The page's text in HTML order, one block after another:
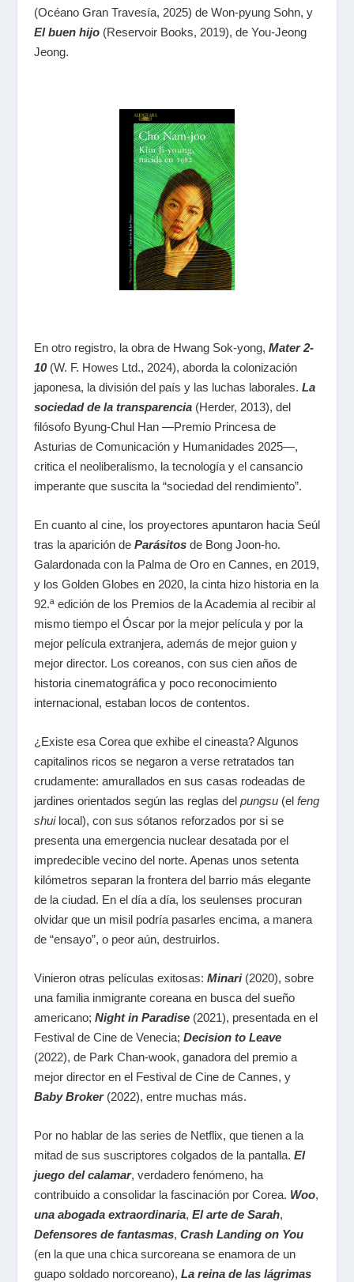
(Océano Gran Travesía, 2025) de Won-pyung Sohn, y
El buen hijo(Reservoir Books, 2019), de You-Jeong
Jeong.
En otro registro, la obra de Hwang Sok-yong, Mater 2-
10 (W. F. Howes Ltd., 2024), aborda la colonización
japonesa, la división del país y las luchas laborales. La
sociedad de la transparencia (Herder, 2013), del
filósofo Byung-Chul Han —Premio Princesa de
Asturias de Comunicación y Humanidades 2025—,
critica el neoliberalismo, la tecnología y el cansancio
imperante que suscita la “sociedad del rendimiento”.
En cuanto al cine, los proyectores apuntaron hacia Seúl
tras la aparición de Parásitos de Bong Joon-ho.
Galardonada con la Palma de Oro en Cannes, en 2019,
y los Golden Globes en 2020, la cinta hizo historia en la
92.ª edición de los Premios de la Academia al recibir al
mismo tiempo el Óscar por la mejor película y por la
mejor película extranjera, además de mejor guion y
mejor director. Los coreanos, con sus cien años de
historia cinematográfica y poco reconocimiento
internacional, estaban locos de contentos.
¿Existe esa Corea que exhibe el cineasta? Algunos
capitalinos ricos se negaron a verse retratados tan
crudamente: amurallados en sus casas rodeadas de
jardines orientados según las reglas del pungsu(el feng
shuilocal), con sus sótanos reforzados por si se
presenta una emergencia nuclear desatada por el
impredecible vecino del norte. Apenas unos setenta
kilómetros separan la frontera del barrio más elegante
de la ciudad. En el día a día, los seulenses procuran
olvidar que un misil podría pasarles encima, a manera
de “ensayo”, o peor aún, destruirlos.
Vinieron otras películas exitosas: Minari(2020), sobre
una familia inmigrante coreana en busca del sueño
americano; Night in Paradise(2021), presentada en el
Festival de Cine de Venecia; Decision to Leave
(2022), de Park Chan-wook, ganadora del premio a
mejor director en el Festival de Cine de Cannes, y
Baby Broker (2022), entre muchas más.
Por no hablar de las series de Netflix, que tienen a la
mitad de sus suscriptores colgados de la pantalla. El
juego del calamar, verdadero fenómeno, ha
contribuido a consolidar la fascinación por Corea. Woo,
una abogada extraordinaria, El arte de Sarah,
Defensores de fantasmas, Crash Landing on You
(en la que una chica surcoreana se enamora de un
guapo soldado norcoreano), La reina de las lágrimas